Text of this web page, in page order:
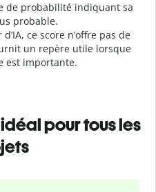
de probabilité indiquant sa
probable.
ce score n’offre pas de
un repère utile lorsque
est importante.
pour tous les